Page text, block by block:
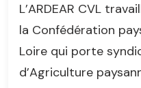
L’ARDEAR CVL
la Confédération
Loire qui porte
d’Agriculture